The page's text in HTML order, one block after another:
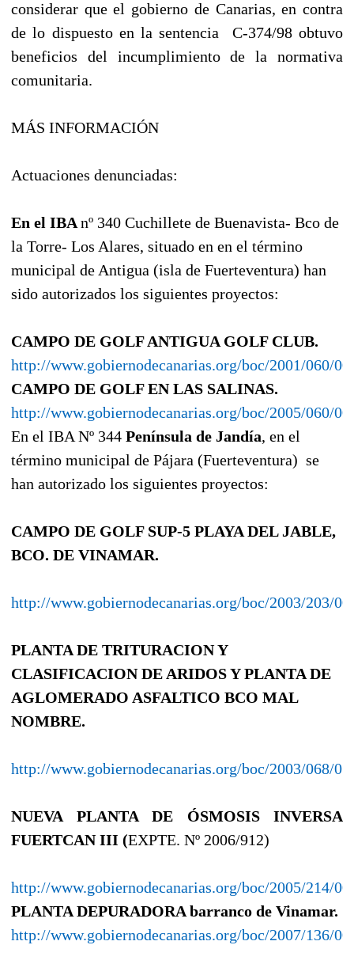
considerar que el gobierno de Canarias, en contra
de lo dispuesto en la sentencia
C-374/98 obtuvo
beneficios del incumplimiento de la normativa
comunitaria.
MÁS INFORMACIÓN
Actuaciones denunciadas:
En el IBAnº 340 Cuchillete de Buenavista- Bco de
la Torre- Los Alares, situado en en el término
municipal de Antigua (isla de Fuerteventura) han
sido autorizados los siguientes proyectos:
CAMPO DE GOLF ANTIGUA GOLF CLUB.
http://www.gobiernodecanarias.org/boc/2001/060/
CAMPO DE GOLF EN LAS SALINAS.
http://www.gobiernodecanarias.org/boc/2005/060/
En el IBA Nº 344 Península de Jandía, en el
término municipal de Pájara (Fuerteventura) se
han autorizado los siguientes proyectos:
CAMPO DE GOLF SUP-5 PLAYA DEL JABLE,
BCO. DE VINAMAR.
http://www.gobiernodecanarias.org/boc/2003/203/
PLANTA DE TRITURACION Y
CLASIFICACION DE ARIDOS Y PLANTA DE
AGLOMERADO ASFALTICO BCO MAL
NOMBRE.
http://www.gobiernodecanarias.org/boc/2003/068/
NUEVA PLANTA DE ÓSMOSIS INVERSA
FUERTCAN III (EXPTE. Nº 2006/912)
http://www.gobiernodecanarias.org/boc/2005/214/
PLANTA DEPURADORA barranco de Vinamar.
http://www.gobiernodecanarias.org/boc/2007/136/